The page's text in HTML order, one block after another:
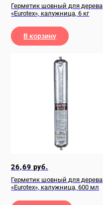
Герметик шовный для дерева
«Eurotex», калужница, 6 кг
В корзину
26,69 руб.
Герметик шовный для дерева
«Eurotex», калужница, 600 мл